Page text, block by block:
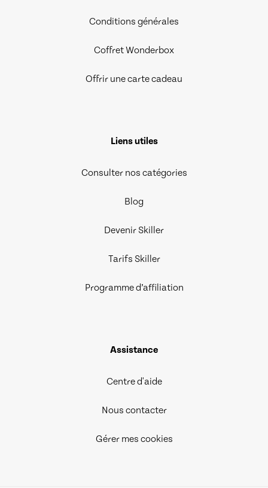
Conditions générales
Coffret Wonderbox
Offrir une carte cadeau
Liens utiles
Consulter nos catégories
Blog
Devenir Skiller
Tarifs Skiller
Programme d’affiliation
Assistance
Centre d'aide
Nous contacter
Gérer mes cookies